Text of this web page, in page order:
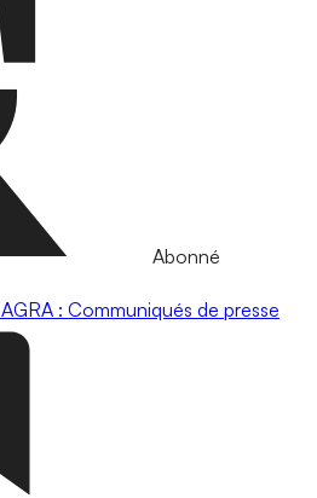
Abonné
AGRA : Communiqués de presse